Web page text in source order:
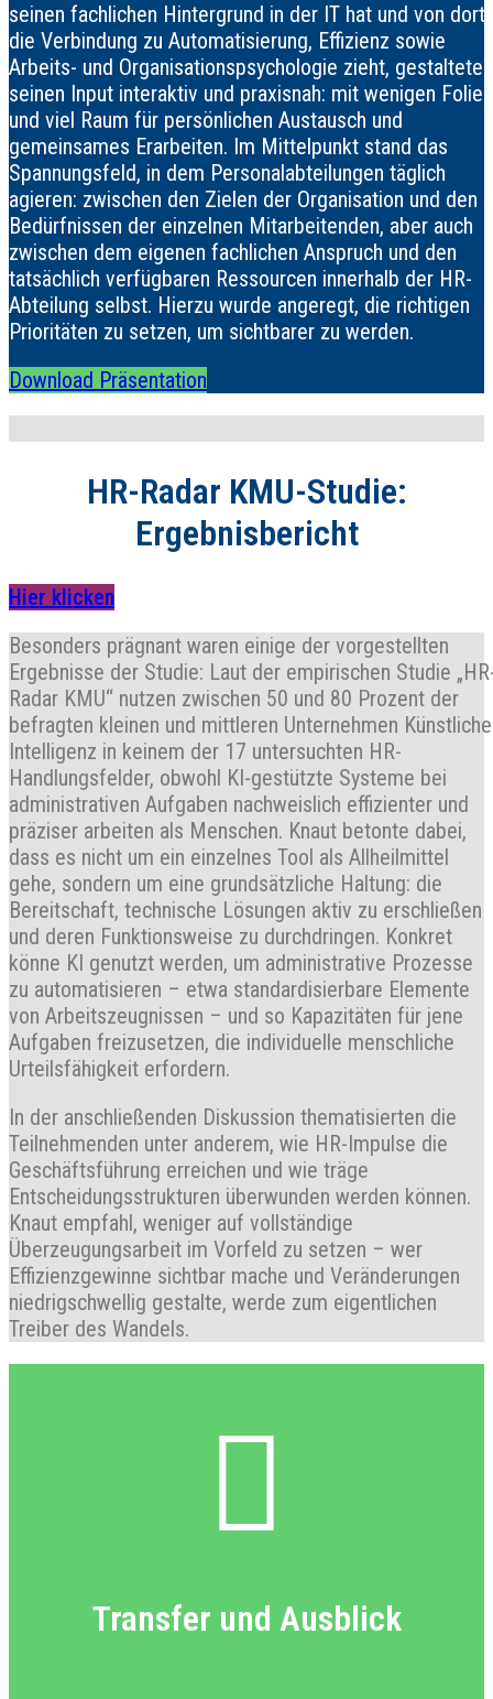
seinen fachlichen Hintergrund in der IT hat und von dort
die Verbindung zu Automatisierung, Effizienz sowie
Arbeits- und Organisationspsychologie zieht, gestaltete
seinen Input interaktiv und praxisnah: mit wenigen Folien
und viel Raum für persönlichen Austausch und
gemeinsames Erarbeiten. Im Mittelpunkt stand das
Spannungsfeld, in dem Personalabteilungen täglich
agieren: zwischen den Zielen der Organisation und den
Bedürfnissen der einzelnen Mitarbeitenden, aber auch
zwischen dem eigenen fachlichen Anspruch und den
tatsächlich verfügbaren Ressourcen innerhalb der HR-
Abteilung selbst. Hierzu wurde angeregt, die richtigen
Prioritäten zu setzen, um sichtbarer zu werden.
Download Präsentation
HR-Radar KMU-Studie:
Ergebnisbericht
Hier klicken
Besonders prägnant waren einige der vorgestellten
Ergebnisse der Studie: Laut der empirischen Studie
Radar KMU“ nutzen zwischen 50 und 80 Prozent der
befragten kleinen und mittleren Unternehmen Künstliche
Intelligenz in keinem der 17 untersuchten HR-
Handlungsfelder, obwohl KI-gestützte Systeme bei
administrativen Aufgaben nachweislich effizienter und
präziser arbeiten als Menschen. Knaut betonte dabei,
dass es nicht um ein einzelnes Tool als Allheilmittel
gehe, sondern um eine grundsätzliche Haltung: die
Bereitschaft, technische Lösungen aktiv zu erschließen
und deren Funktionsweise zu durchdringen. Konkret
könne KI genutzt werden, um administrative Prozesse
zu automatisieren – etwa standardisierbare Elemente
von Arbeitszeugnissen – und so Kapazitäten für jene
Aufgaben freizusetzen, die individuelle menschliche
Urteilsfähigkeit erfordern.
In der anschließenden Diskussion thematisierten die
Teilnehmenden unter anderem, wie HR-Impulse die
Geschäftsführung erreichen und wie träge
Entscheidungsstrukturen überwunden werden können.
Knaut empfahl, weniger auf vollständige
Überzeugungsarbeit im Vorfeld zu setzen – wer
Effizienzgewinne sichtbar mache und Veränderungen
niedrigschwellig gestalte, werde zum eigentlichen
Treiber des Wandels.
Transfer und Ausblick